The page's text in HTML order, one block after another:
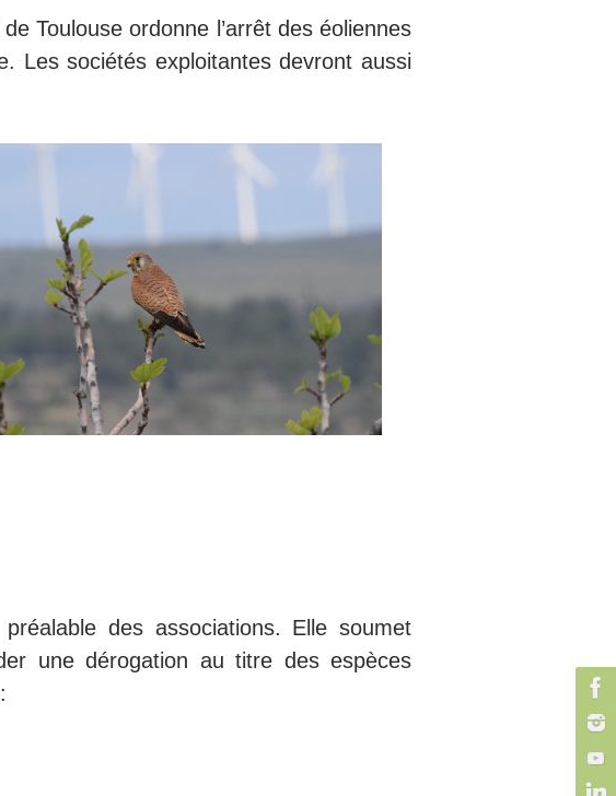
Toulouse ordonne l’arrêt des éoliennes
Les sociétés exploitantes devront aussi
des associations. Elle soumet
une dérogation au titre des espèces